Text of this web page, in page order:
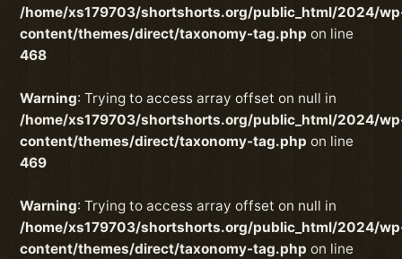
/home/xs179703/shortshorts.org/public_html/2024/
content/themes/direct/taxonomy-tag.php on line
468
Warning: Trying to access array offset on null in
/home/xs179703/shortshorts.org/public_html/2024/
content/themes/direct/taxonomy-tag.php on line
469
Warning: Trying to access array offset on null in
/home/xs179703/shortshorts.org/public_html/2024/
content/themes/direct/taxonomy-tag.php on line